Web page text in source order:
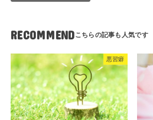
RECOMMEND
悪習癖